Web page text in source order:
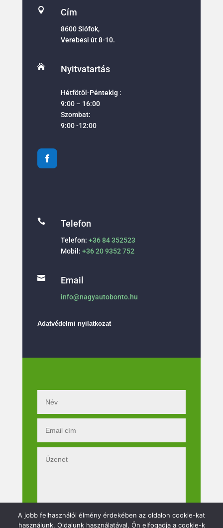
 Cím
8600 Siófok,
Verebesi út 8-10.
 Nyitvatartás
Hétfötől-Péntekig :
9:00 – 16:00
Szombat:
9:00 -12:00
 Telefon
Telefon: +36 84 352523
Mobil: +36 20 9352 752
 Email
info@nagyautobonto.hu
Adatvédelmi nyilatkozat
A jobb felhasználói élmény érdekében az oldalon cookie-kat
használunk. Oldalunk használatával, Ön elfogadja a cookie-k